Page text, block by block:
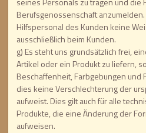
Berufsgenossenschaft
Hilfspersonal des Kunden keine
ausschließlich beim Kunden.
g) Es steht uns grundsätzlich frei,
Artikel oder ein Produkt zu liefern,
Beschaffenheit, Farbgebungen und
dies keine Verschlechterung der
aufweist. Dies gilt auch für alle
Produkte, die eine Änderung der
aufweisen.